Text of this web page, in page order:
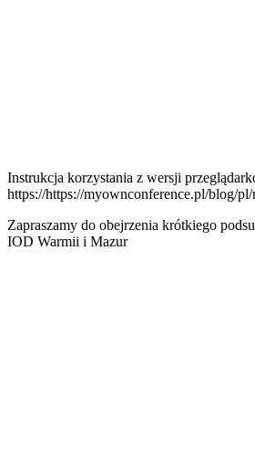
Instrukcja korzystania z wersji
https://https://myownconference.pl/blog/
Zapraszamy do obejrzenia krótkiego
IOD Warmii i Mazur